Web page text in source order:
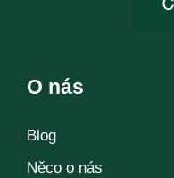
O nás
Blog
Něco o nás